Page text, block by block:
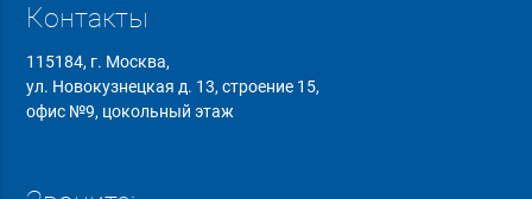
Контакты
115184, г. Москва,
ул. Новокузнецкая д. 13, строение 15,
офис №9, цокольный этаж